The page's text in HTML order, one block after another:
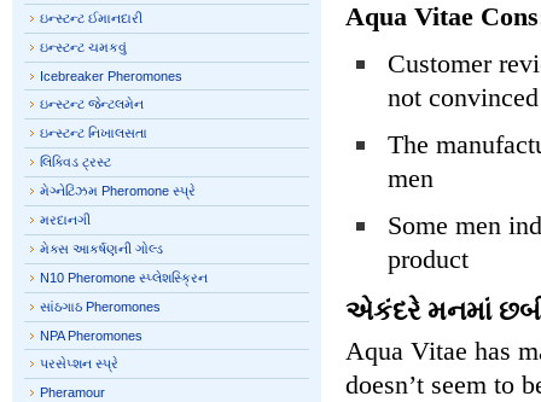
Aqua Vitae
Customer
not
The
men
Some men
product
એકંદરે મનમાં
Aqua Vitae has
doesn’t seem to
ઇન્સ્ટન્ટ ઈમાનદારી
ઇન્સ્ટન્ટ ચમકવું
Icebreaker Pheromones
ઇન્સ્ટન્ટ જેન્ટલમેન
ઇન્સ્ટન્ટ નિખાલસતા
લિક્વિડ ટ્રસ્ટ
મેગ્નેટિઝમ Pheromone સ્પ્રે
મરદાનગી
મેક્સ આકર્ષણની ગોલ્ડ
N10 Pheromone સ્પ્લેશસ્ક્રિન
સાંઠગાઠ Pheromones
NPA Pheromones
પરસેપ્શન સ્પ્રે
Pheramour